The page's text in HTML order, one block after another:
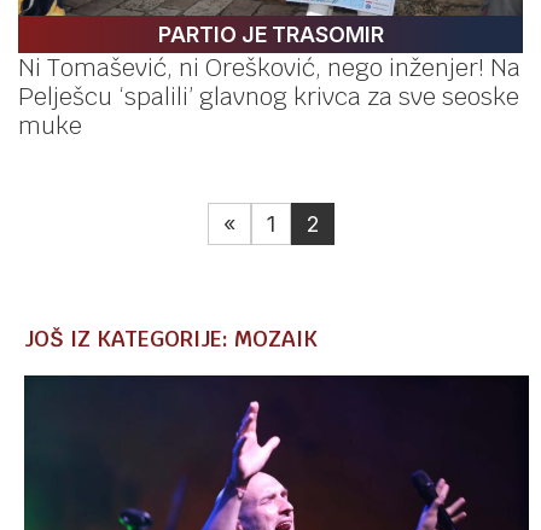
PARTIO JE TRASOMIR
Ni Tomašević, ni Orešković, nego inženjer! Na
Pelješcu ‘spalili’ glavnog krivca za sve seoske
muke
« 1 2
JOŠ IZ KATEGORIJE: MOZAIK